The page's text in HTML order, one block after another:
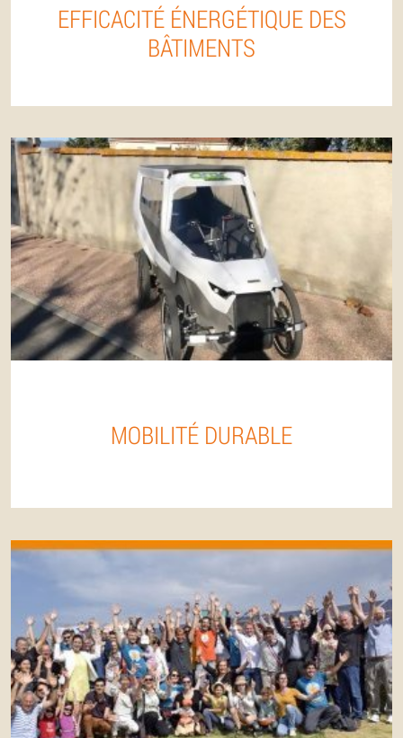
EFFICACITÉ ÉNERGÉTIQUE DES
BÂTIMENTS
MOBILITÉ DURABLE